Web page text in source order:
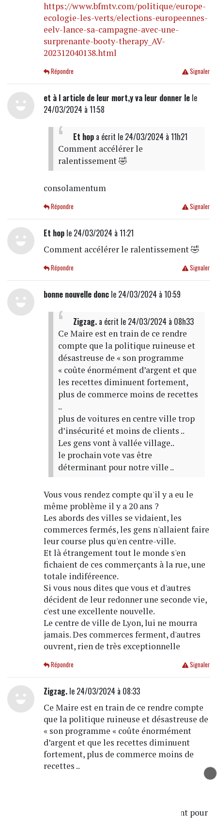
https://www.bfmtv.com/politique/europe-
ecologie-les-verts/elections-europeennes-
eelv-lance-sa-campagne-avec-une-
surprenante-booty-therapy_AV-
202312040138.html
Signaler
Répondre
et à l article de leur mort,y va leur donner lele
24/03/2024 à 11:58
Et hopa écrit le 24/03/2024 à 11h21
Comment accélérer le
ralentissement 🤣
consolamentum
Signaler
Répondre
Et hople 24/03/2024 à 11:21
Comment accélérer le ralentissement 🤣
Signaler
Répondre
bonne nouvelle doncle 24/03/2024 à 10:59
Zigzag.a écrit le 24/03/2024 à 08h33
Ce Maire est en train de ce rendre
compte que la politique ruineuse et
désastreuse de « son programme
« coûte énormément d’argent et que
les recettes diminuent fortement,
plus de commerce moins de recettes
..
plus de voitures en centre ville trop
d’insécurité et moins de clients ..
Les gens vont à vallée village..
le prochain vote vas être
déterminant pour notre ville ..
Vous vous rendez compte qu'il y a eu le
même problème il y a 20 ans ?
Les abords des villes se vidaient, les
commerces fermés, les gens n'allaient faire
leur course plus qu'en centre-ville.
Et là étrangement tout le monde s'en
fichaient de ces commerçants à la rue, une
totale indiféreence.
Si vous nous dites que vous et d'autres
décident de leur redonner une seconde vie,
c'est une excellente nouvelle.
Le centre de ville de Lyon, lui ne mourra
jamais. Des commerces ferment, d'autres
ouvrent, rien de très exceptionnelle
Signaler
Répondre
Zigzag.le 24/03/2024 à 08:33
Ce Maire est en train de ce rendre compte
que la politique ruineuse et désastreuse de
« son programme « coûte énormément
d’argent et que les recettes diminuent
fortement, plus de commerce moins de
recettes ..
le prochain vote vas être déterminant pour